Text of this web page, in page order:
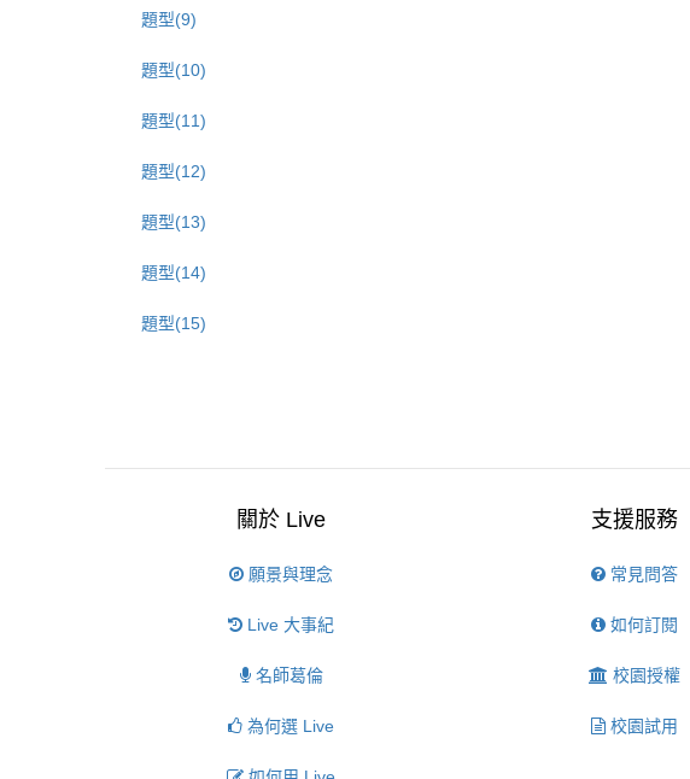
題型(9)
題型(10)
題型(11)
題型(12)
題型(13)
題型(14)
題型(15)
關於 Live
願景與理念
Live 大事紀
名師葛倫
為何選 Live
支援服務
常見問答
如何訂閱
校園授權
校園試用